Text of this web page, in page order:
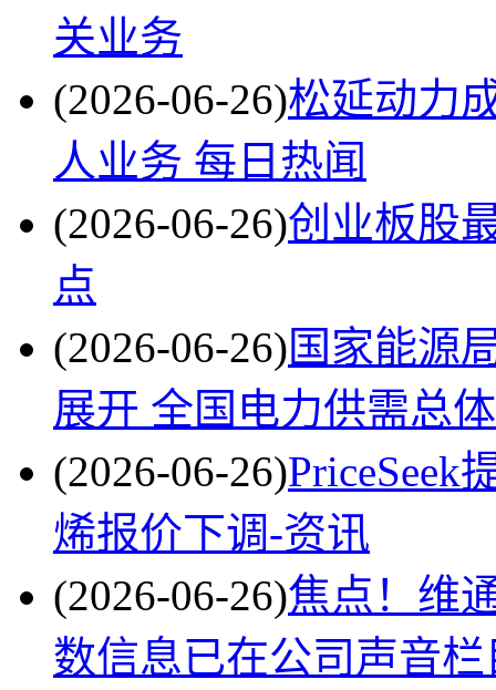
关业务
(2026-06-26)松延动力
人业务 每日热闻
(2026-06-26)创业板股
点
(2026-06-26)国家能源
展开 全国电力供需总
(2026-06-26)PriceSeek
烯报价下调-资讯
(2026-06-26)焦点！维
数信息已在公司声音